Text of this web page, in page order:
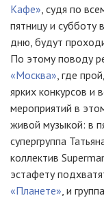
Кафе» , судя по
пятницу и субботу
дню, будут
По этому поводу
«Москва» , где
ярких конкурсов и
мероприятий в
живой музыкой: в
супергруппа
коллектив
эстафету
«Планете» , и